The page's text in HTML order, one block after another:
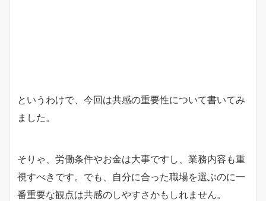
というわけで、今回は共感の重要性について書いてみ
ました。
そりゃ、労働条件やお金は大事ですし、業務内容も重
視すべきです。でも、自分に合った職場を選ぶのに一
番重要な観点は共感のしやすさかもしれません。